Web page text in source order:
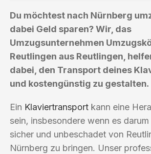
Du möchtest nach Nürnberg
dabei Geld sparen? Wir, das
Umzugsunternehmen
Reutlingen aus Reutlingen,
dabei, den Transport deines
und kostengünstig zu gestalten.
Ein Klaviertransport kann eine
sein, insbesondere wenn es
sicher und unbeschadet von
Nürnberg zu bringen. Unser